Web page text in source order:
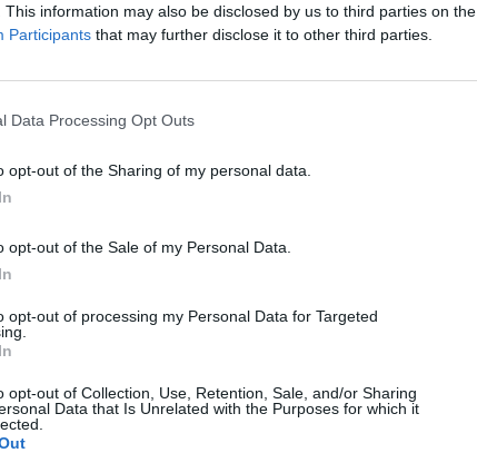
This information may also be disclosed by us to third parties on the
Participants that may further disclose it to other third parties.
Data Processing Opt Outs
opt-out of the Sharing of my personal data.
opt-out of the Sale of my Personal Data.
opt-out of processing my Personal Data for Targeted
opt-out of Collection, Use, Retention, Sale, and/or Sharing
Data that Is Unrelated with the Purposes for which it
2024?
2026?
2026?
2025?
de 2024?
2025?
2026?
de 2026?